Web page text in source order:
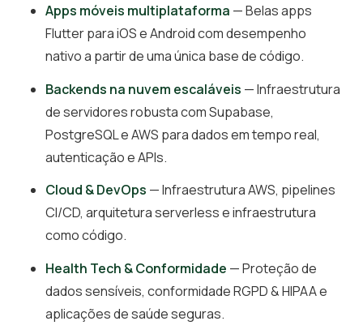
Apps móveis multiplataforma — Belas apps
Flutter para iOS e Android com desempenho
nativo a partir de uma única base de código.
Backends na nuvem escaláveis — Infraestrutura
de servidores robusta com Supabase,
PostgreSQL e AWS para dados em tempo real,
autenticação e APIs.
Cloud & DevOps — Infraestrutura AWS, pipelines
CI/CD, arquitetura serverless e infraestrutura
como código.
Health Tech & Conformidade — Proteção de
dados sensíveis, conformidade RGPD & HIPAA e
aplicações de saúde seguras.